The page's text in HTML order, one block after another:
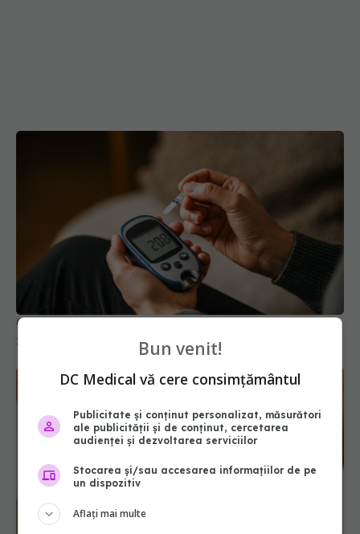
Cancerul pe care îl poți face din cauza diabetului
Alimentația pe bază de plante, sigură și completă.
Bun venit!
DC Medical vă cere consimțământul
Publicitate și conținut personalizat, măsurători
ale publicității și de conținut, cercetarea
audienței și dezvoltarea serviciilor
Stocarea și/sau accesarea informațiilor de pe
un dispozitiv
Aflați mai multe